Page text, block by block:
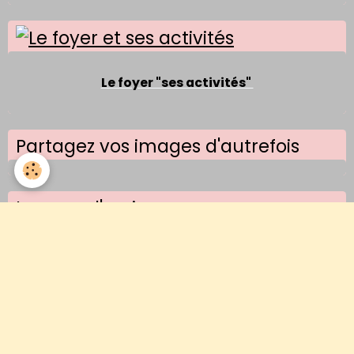
Le foyer "ses activités"
Partagez vos images d'autrefois
Images d'un jour